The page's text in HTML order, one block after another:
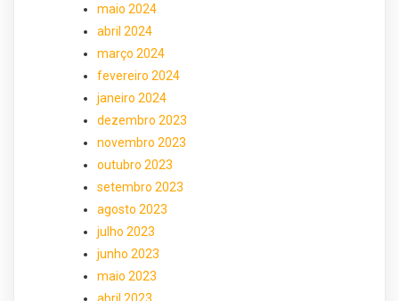
maio 2024
abril 2024
março 2024
fevereiro 2024
janeiro 2024
dezembro 2023
novembro 2023
outubro 2023
setembro 2023
agosto 2023
julho 2023
junho 2023
maio 2023